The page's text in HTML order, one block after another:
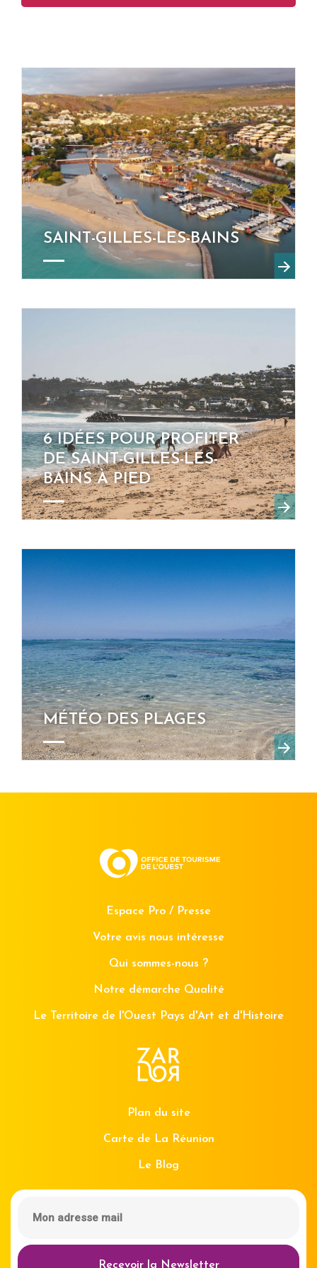
SAINT-GILLES-LES-BAINS
6 IDÉES POUR PROFITER
DE SAINT-GILLES-LES-
BAINS À PIED
MÉTÉO DES PLAGES
Espace Pro / Presse
Votre avis nous intéresse
Qui sommes-nous ?
Notre démarche Qualité
Le Territoire de l'Ouest Pays d'Art et d'Histoire
Plan du site
Carte de La Réunion
Le Blog
Recevoir la Newsletter